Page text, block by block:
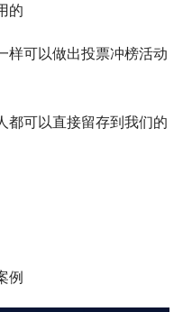
的
样可以做出投票冲榜活动
都可以直接留存到我们的
例